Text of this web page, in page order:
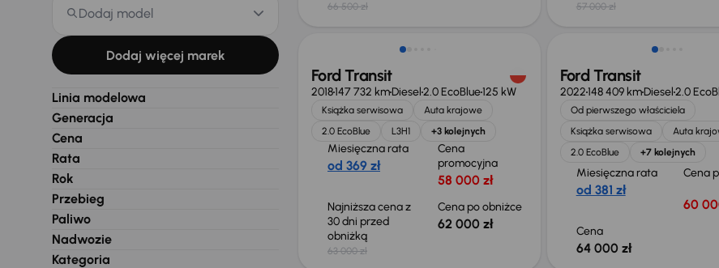
Dodaj model
Dodaj więcej marek
Linia modelowa
Generacja
Cena
Rata
Rok
Przebieg
Paliwo
Nadwozie
Kategoria
66 500 zł 57 000 zł
Taniej o 1 000 zł
Ford Transit
2018147 732 kmDiesel2.0 EcoBlue125 kW
Książka serwisowa
Auta krajowe
2.0 EcoBlue
L3H1 +3 kolejnych
Miesięczna rata
od 369 zł
Cena
promocyjna
58 000 zł
Najniższa cena z
30 dni przed
obniżką
63 000 zł
Cena po obniżce
62 000 zł
Możliwość odliczenia VAT
Ford Transit
2022148 409 kmDiesel2.0
Od pierwszego właściciela
Książka serwisowa
Auta
2.0 EcoBlue
+7 kolejnych
Miesięczna rata
od 381 zł
Cena
60
Cena
64 000 zł
Świeżo skupione Taniej o 1 000 zł